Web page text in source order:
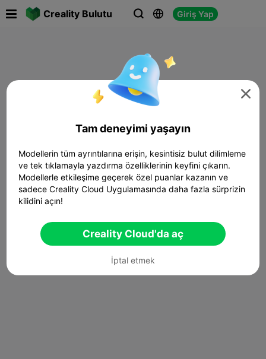
Creality Bulutu   Giriş Yap

Tam deneyimi yaşayın
Modellerin tüm ayrıntılarına erişin, kesintisiz bulut dilimleme
ve tek tıklamayla yazdırma özelliklerinin keyfini çıkarın.
Modellerle etkileşime geçerek özel puanlar kazanın ve
sadece Creality Cloud Uygulamasında daha fazla sürprizin
kilidini açın!
Creality Cloud'da aç
İptal etmek